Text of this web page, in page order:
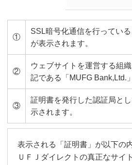
①
SSL暗号化通信を行ってい
が表示されます。
②
ウェブサイトを運営する組
記である「MUFG Bank,Ltd.
③
証明書を発行した認証局と
示されます。
表示される「証明書」が以下の
ＵＦＪダイレクトの真正なサイ